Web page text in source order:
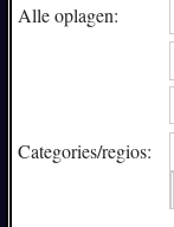
Alle oplagen:
Categories/regios: